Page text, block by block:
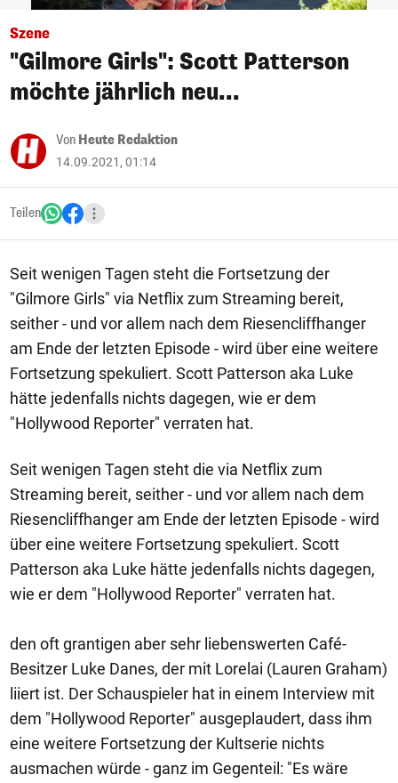
Szene
"Gilmore Girls": Scott Patterson
möchte jährlich neu...
Von Heute Redaktion
14.09.2021, 01:14
Teilen
Seit wenigen Tagen steht die Fortsetzung der
"Gilmore Girls" via Netflix zum Streaming bereit,
seither - und vor allem nach dem Riesencliffhanger
am Ende der letzten Episode - wird über eine weitere
Fortsetzung spekuliert. Scott Patterson aka Luke
hätte jedenfalls nichts dagegen, wie er dem
"Hollywood Reporter" verraten hat.
Seit wenigen Tagen steht die via Netflix zum
Streaming bereit, seither - und vor allem nach dem
Riesencliffhanger am Ende der letzten Episode - wird
über eine weitere Fortsetzung spekuliert. Scott
Patterson aka Luke hätte jedenfalls nichts dagegen,
wie er dem "Hollywood Reporter" verraten hat.
den oft grantigen aber sehr liebenswerten Café-
Besitzer Luke Danes, der mit Lorelai (Lauren Graham)
liiert ist. Der Schauspieler hat in einem Interview mit
dem "Hollywood Reporter" ausgeplaudert, dass ihm
eine weitere Fortsetzung der Kultserie nichts
ausmachen würde - ganz im Gegenteil: "Es wäre